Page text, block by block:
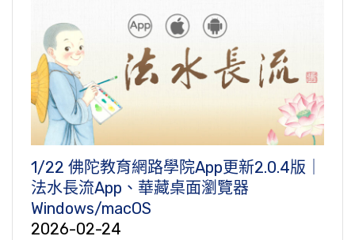
1/22 佛陀教育網路學院App更新2.0.4版｜
法水長流App、華藏桌面瀏覽器
Windows/macOS
2026-02-24